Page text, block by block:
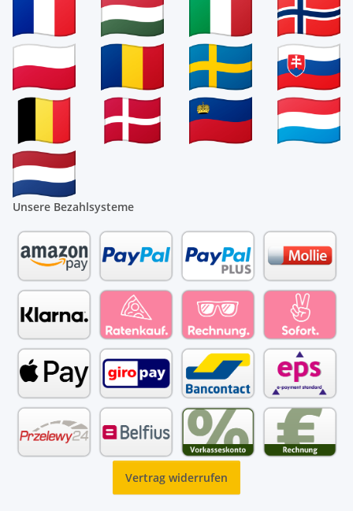
Unsere Bezahlsysteme
Vertrag widerrufen